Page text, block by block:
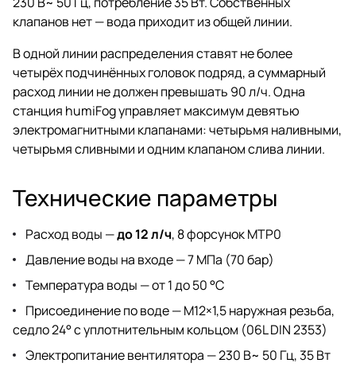
клапанов нет — вода приходит из общей линии.
В одной линии распределения ставят не более
четырёх подчинённых головок подряд, а суммарный
расход линии не должен превышать 90 л/ч. Одна
станция humiFog управляет максимум девятью
электромагнитными клапанами: четырьмя наливными,
четырьмя сливными и одним клапаном слива линии.
Технические параметры
Расход воды —до 12 л/ч, 8 форсунок MTP0
Давление воды на входе — 7 МПа (70 бар)
Температура воды — от 1 до 50 °C
Присоединение по воде — M12×1,5 наружная резьба,
седло 24° с уплотнительным кольцом (06L DIN 2353)
Электропитание вентилятора — 230 В~ 50 Гц, 35 Вт